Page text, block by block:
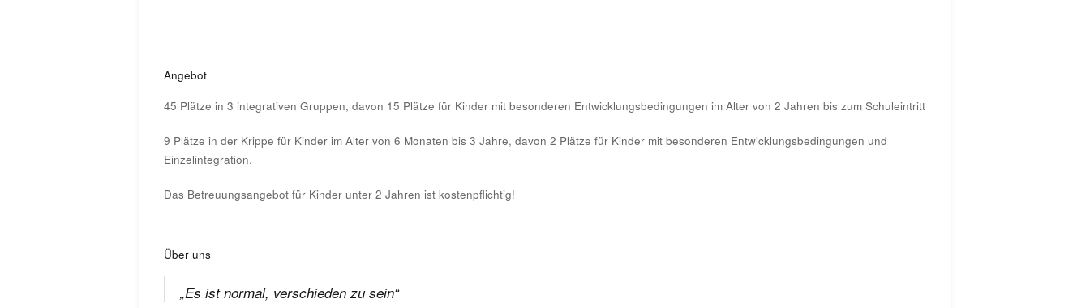
Angebot
45 Plätze in 3 integrativen Gruppen, davon 15 Plätze für Kinder mit besonderen Entwicklungsbedingungen im Alter von 2 Jahren bis zum Schuleintritt
9 Plätze in der Krippe für Kinder im Alter von 6 Monaten bis 3 Jahre, davon 2 Plätze für Kinder mit besonderen Entwicklungsbedingungen und
Einzelintegration.
Das Betreuungsangebot für Kinder unter 2 Jahren ist kostenpflichtig!
Über uns
„Es ist normal, verschieden zu sein“